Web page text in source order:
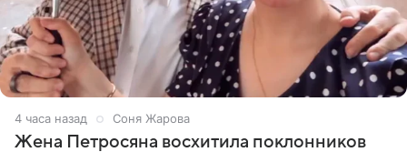
4 часа назад Соня Жарова
Жена Петросяна восхитила поклонников